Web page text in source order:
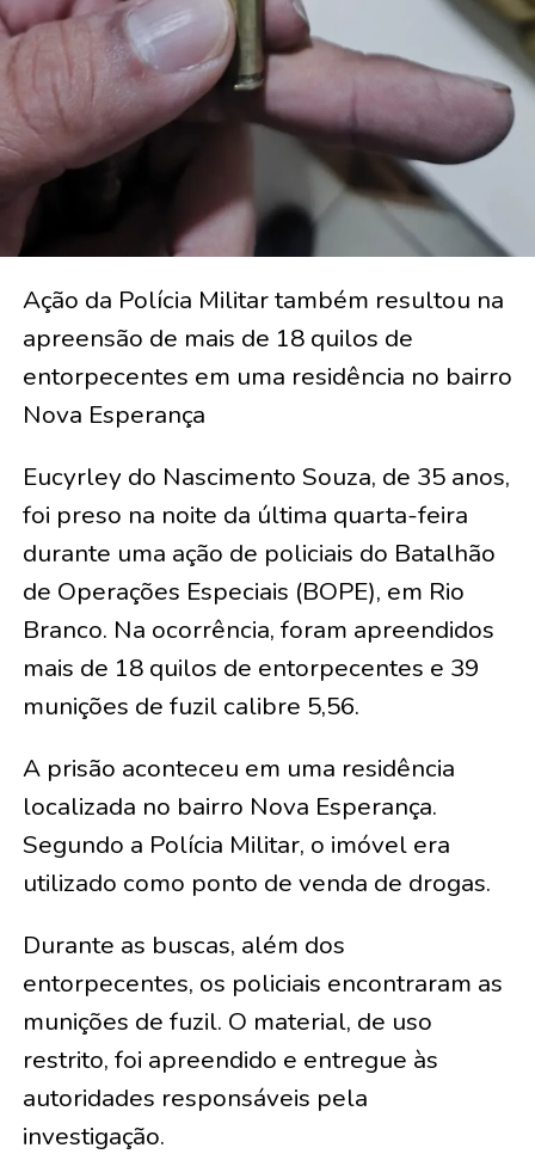
Ação da Polícia Militar também resultou na
apreensão de mais de 18 quilos de
entorpecentes em uma residência no bairro
Nova Esperança
Eucyrley do Nascimento Souza, de 35 anos,
foi preso na noite da última quarta-feira
durante uma ação de policiais do Batalhão
de Operações Especiais (BOPE), em Rio
Branco. Na ocorrência, foram apreendidos
mais de 18 quilos de entorpecentes e 39
munições de fuzil calibre 5,56.
A prisão aconteceu em uma residência
localizada no bairro Nova Esperança.
Segundo a Polícia Militar, o imóvel era
utilizado como ponto de venda de drogas.
Durante as buscas, além dos
entorpecentes, os policiais encontraram as
munições de fuzil. O material, de uso
restrito, foi apreendido e entregue às
autoridades responsáveis pela
investigação.